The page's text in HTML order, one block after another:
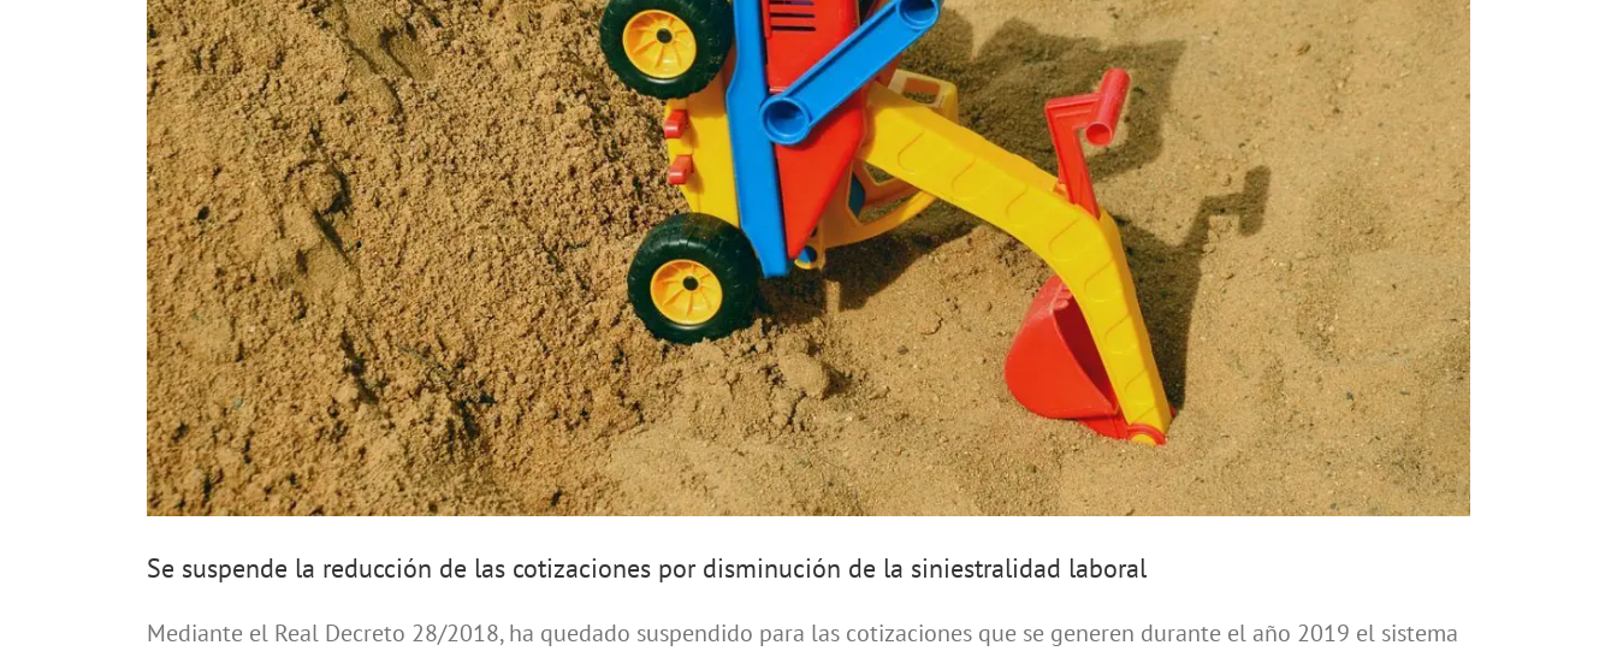
Se suspende la reducción de las cotizaciones por disminución de la siniestralidad laboral
Mediante el Real Decreto 28/2018, ha quedado suspendido para las cotizaciones que se generen durante el año 2019 el sistema